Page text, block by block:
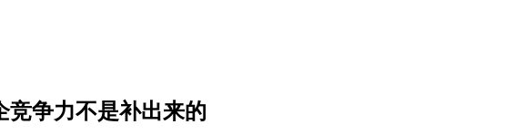
竞争力不是补出来的